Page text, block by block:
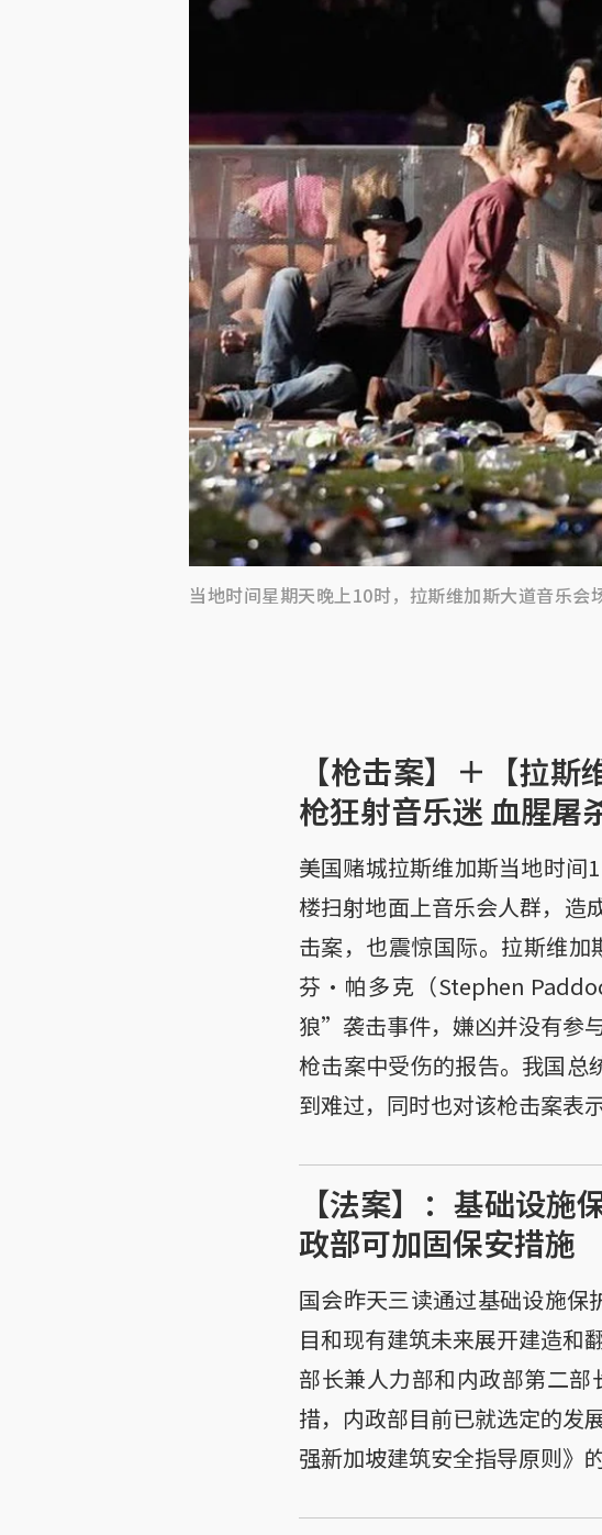
当地时间星期天晚上10时，拉斯维加斯大道音乐会
【枪击案】＋【拉
枪狂射音乐迷 血腥屠
美国赌城拉斯维加斯当地时间
楼扫射地面上音乐会人群，造
击案，也震惊国际。拉斯维
芬·帕多克（Stephen
狼”袭击事件，嫌凶并没有参
枪击案中受伤的报告。我国总
到难过，同时也对该枪击案表示
【法案】：基础设
政部可加固保安措施
国会昨天三读通过基础设施
目和现有建筑未来展开建造和
部长兼人力部和内政部第二
措，内政部目前已就选定的发
强新加坡建筑安全指导原则》